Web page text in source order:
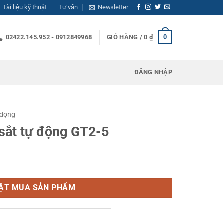
Tài liệu kỹ thuật Tư vấn Newsletter
02422.145.952 - 0912849968 GIỎ HÀNG /0 ₫ 0
ĐĂNG NHẬP
tự động GT2-5
MUA SẢN PHẨM